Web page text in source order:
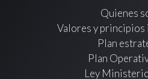
Quienes
Valores y
Plan
Plan
Ley